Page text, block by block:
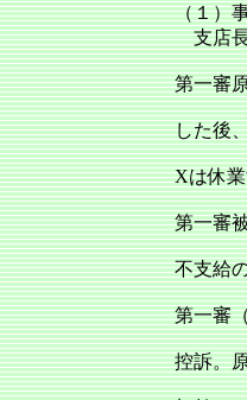
（１）
支店長
第一審
した後
Xは休
第一審
不支給
第一審
控訴。